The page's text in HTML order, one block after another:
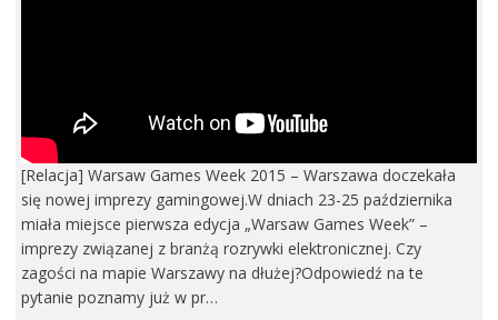
[Relacja] Warsaw Games Week 2015 – Warszawa doczekała
się nowej imprezy gamingowej.W dniach 23-25 października
miała miejsce pierwsza edycja „Warsaw Games Week” –
imprezy związanej z branżą rozrywki elektronicznej. Czy
zagości na mapie Warszawy na dłużej?Odpowiedź na te
pytanie poznamy już w pr…